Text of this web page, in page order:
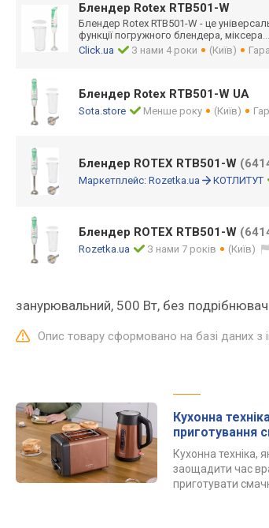
Блендер Rotex RTB501-W
Блендер Rotex RTB501-W - це
функції погружного блендера, міксера
Click.ua
З нами 4 роки (Київ)
Блендер Rotex RTB501-W UA
Sota.store Менше року (Київ)
Блендер ROTEX RTB501-W
Маркетплейс: Rozetka.ua КОТЛИТУТ
Блендер ROTEX RTB501-W
Rozetka.ua З нами 7 років (Київ)
занурювальний, 500 Вт, без
Опис товару сформовано на базі даних з
Кухонна
приготування
Кухонна техніка,
заощадити час
приготувати